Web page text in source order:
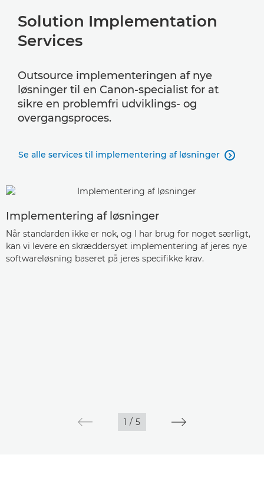
Solution Implementation
Services
Outsource implementeringen af nye
løsninger til en Canon-specialist for at
sikre en problemfri udviklings- og
overgangsproces.
Se alle services til implementering af løsninger 
Implementering af løsninger
Når standarden ikke er nok, og I har brug for noget særligt,
kan vi levere en skræddersyet implementering af jeres nye
softwareløsning baseret på jeres specifikke krav.
1 / 5